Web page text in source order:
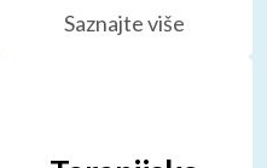
Saznajte više